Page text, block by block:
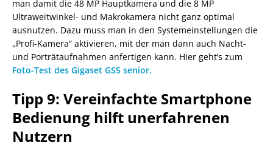
man damit die 48 MP Hauptkamera und die 8 MP
Ultraweitwinkel- und Makrokamera nicht ganz optimal
ausnutzen. Dazu muss man in den Systemeinstellungen die
„Profi-Kamera“ aktivieren, mit der man dann auch Nacht-
und Porträtaufnahmen anfertigen kann. Hier geht’s zum
Foto-Test des Gigaset GS5 senior.
Tipp 9: Vereinfachte Smartphone
Bedienung hilft unerfahrenen
Nutzern